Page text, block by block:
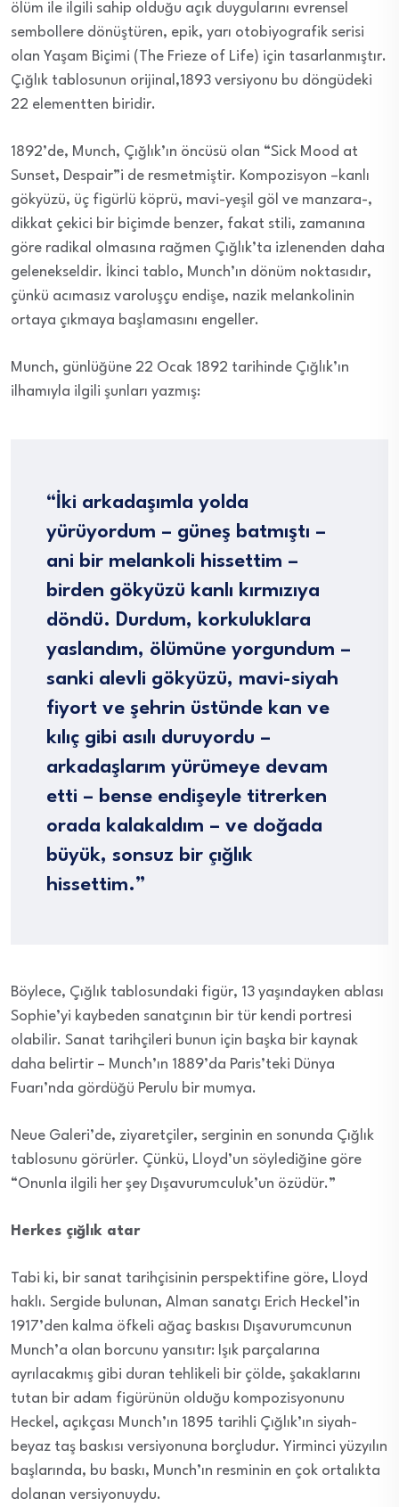
ölüm ile ilgili sahip olduğu açık duygularını evrensel
sembollere dönüştüren, epik, yarı otobiyografik serisi
olan Yaşam Biçimi (The Frieze of Life) için tasarlanmıştır.
Çığlık tablosunun orijinal,1893 versiyonu bu döngüdeki
22 elementten biridir.
1892’de, Munch, Çığlık’ın öncüsü olan “Sick Mood at
Sunset, Despair”i de resmetmiştir. Kompozisyon –kanlı
gökyüzü, üç figürlü köprü, mavi-yeşil göl ve manzara-,
dikkat çekici bir biçimde benzer, fakat stili, zamanına
göre radikal olmasına rağmen Çığlık’ta izlenenden daha
gelenekseldir. İkinci tablo, Munch’ın dönüm noktasıdır,
çünkü acımasız varoluşçu endişe, nazik melankolinin
ortaya çıkmaya başlamasını engeller.
Munch, günlüğüne 22 Ocak 1892 tarihinde Çığlık’ın
ilhamıyla ilgili şunları yazmış:
“İki arkadaşımla yolda
yürüyordum – güneş batmıştı –
ani bir melankoli hissettim –
birden gökyüzü kanlı kırmızıya
döndü. Durdum, korkuluklara
yaslandım, ölümüne yorgundum –
sanki alevli gökyüzü, mavi-siyah
fiyort ve şehrin üstünde kan ve
kılıç gibi asılı duruyordu –
arkadaşlarım yürümeye devam
etti – bense endişeyle titrerken
orada kalakaldım – ve doğada
büyük, sonsuz bir çığlık
hissettim.”
Böylece, Çığlık tablosundaki figür, 13 yaşındayken ablası
Sophie’yi kaybeden sanatçının bir tür kendi portresi
olabilir. Sanat tarihçileri bunun için başka bir kaynak
daha belirtir – Munch’ın 1889’da Paris’teki Dünya
Fuarı’nda gördüğü Perulu bir mumya.
Neue Galeri’de, ziyaretçiler, serginin en sonunda Çığlık
tablosunu görürler. Çünkü, Lloyd’un söylediğine göre
“Onunla ilgili her şey Dışavurumculuk’un özüdür.”
Herkes çığlık atar
Tabi ki, bir sanat tarihçisinin perspektifine göre, Lloyd
haklı. Sergide bulunan, Alman sanatçı Erich Heckel’in
1917’den kalma öfkeli ağaç baskısı Dışavurumcunun
Munch’a olan borcunu yansıtır: Işık parçalarına
ayrılacakmış gibi duran tehlikeli bir çölde, şakaklarını
tutan bir adam figürünün olduğu kompozisyonunu
Heckel, açıkçası Munch’ın 1895 tarihli Çığlık’ın siyah-
beyaz taş baskısı versiyonuna borçludur. Yirminci yüzyılın
başlarında, bu baskı, Munch’ın resminin en çok ortalıkta
dolanan versiyonuydu.